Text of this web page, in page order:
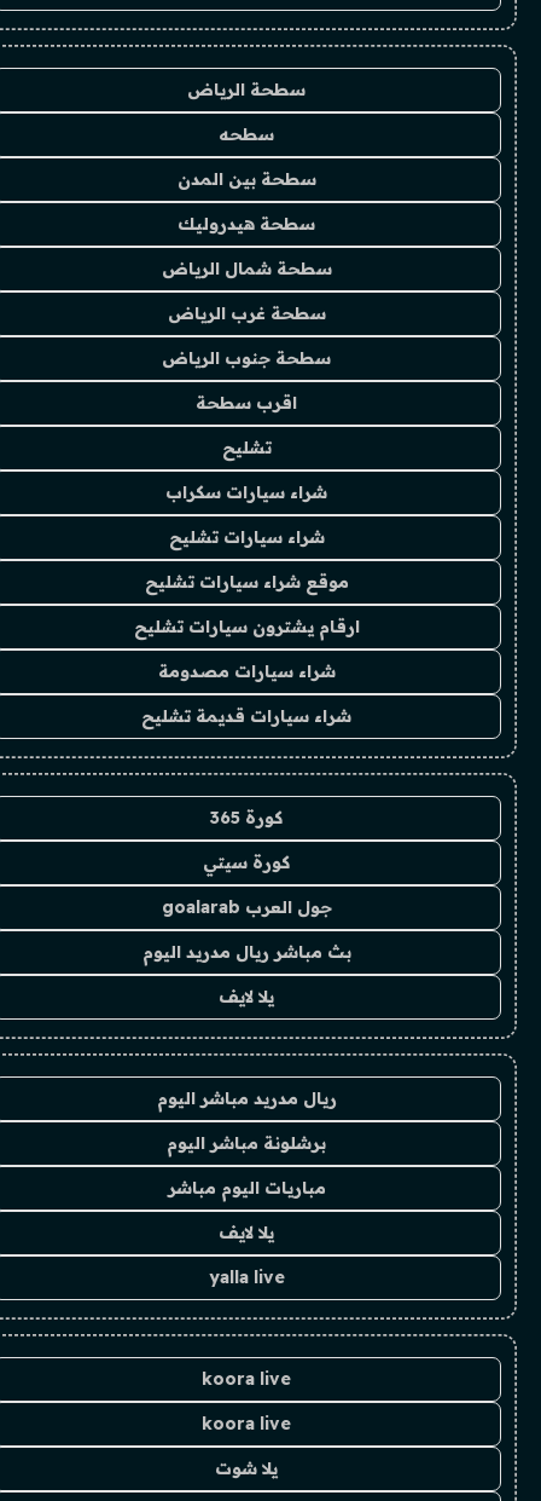
سطحة الرياض
سطحه
سطحة بين المدن
سطحة هيدروليك
سطحة شمال الرياض
سطحة غرب الرياض
سطحة جنوب الرياض
اقرب سطحة
تشليح
شراء سيارات سكراب
شراء سيارات تشليح
موقع شراء سيارات تشليح
ارقام يشترون سيارات تشليح
شراء سيارات مصدومة
شراء سيارات قديمة تشليح
كورة 365
كورة سيتي
جول العرب goalarab
بث مباشر ريال مدريد اليوم
يلا لايف
ريال مدريد مباشر اليوم
برشلونة مباشر اليوم
مباريات اليوم مباشر
يلا لايف
yalla live
koora live
koora live
يلا شوت